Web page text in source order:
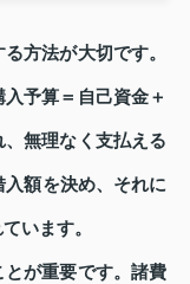
方法が大切です。
予算＝自己資金＋
無理なく支払える
額を決め、それに
います。
が重要です。諸費